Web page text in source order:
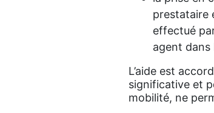
prestataire
effectué
agent dans
L’aide est
significative et
mobilité, ne